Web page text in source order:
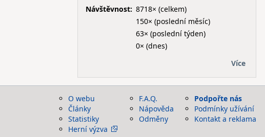
Návštěvnost: 8718× (celkem)
150× (poslední měsíc)
63× (poslední týden)
0× (dnes)
Více
O webu
Články
Statistiky
Herní výzva
F.A.Q.
Nápověda
Odměny
Podpořte nás
Podmínky užívání
Kontakt a reklama